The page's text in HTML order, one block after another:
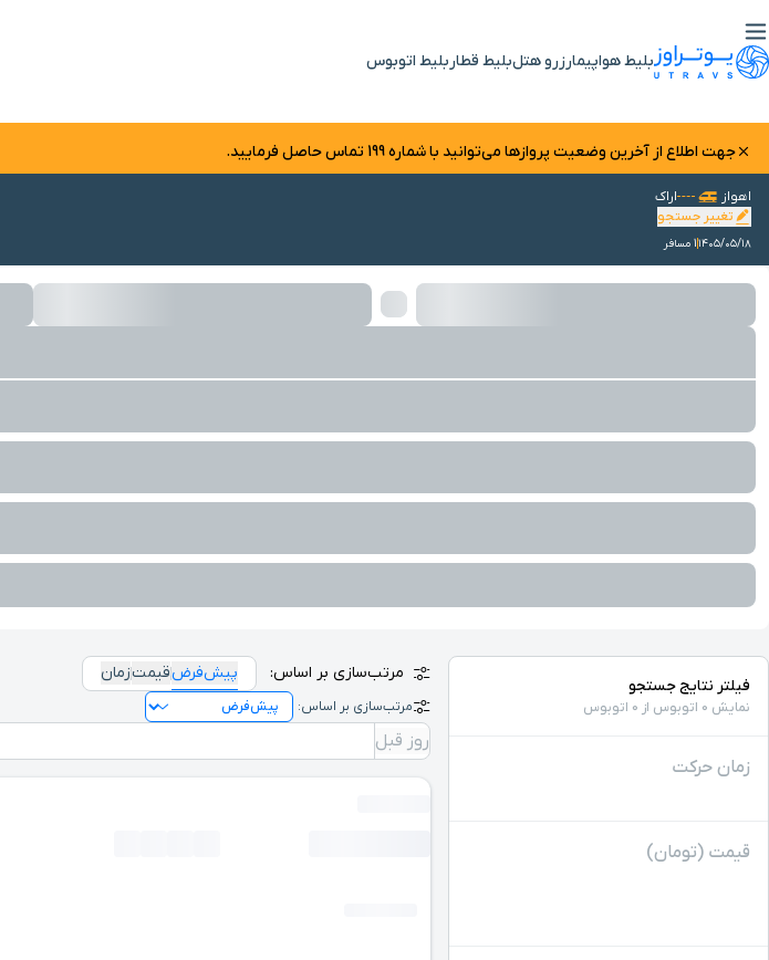
بلیط هواپیمارزرو هتلبلیط قطار بلیط اتوبوس
جهت اطلاع از آخرین وضعیت پرواز‌ها می‌توانید با شماره 199 تماس حاصل فرمایید.
اهواز
اراک
تغییر جستجو
۱۴۰۵/۰۵/۱۸1 مسافر
فیلتر نتایج جستجو
نمایش 0 اتوبوس از 0 اتوبوس
زمان حرکت
قیمت (تومان)
مرتب‌سازی بر اساس: پیش‌فرضقیمتزمان
مرتب‌سازی بر اساس:
روز قبل